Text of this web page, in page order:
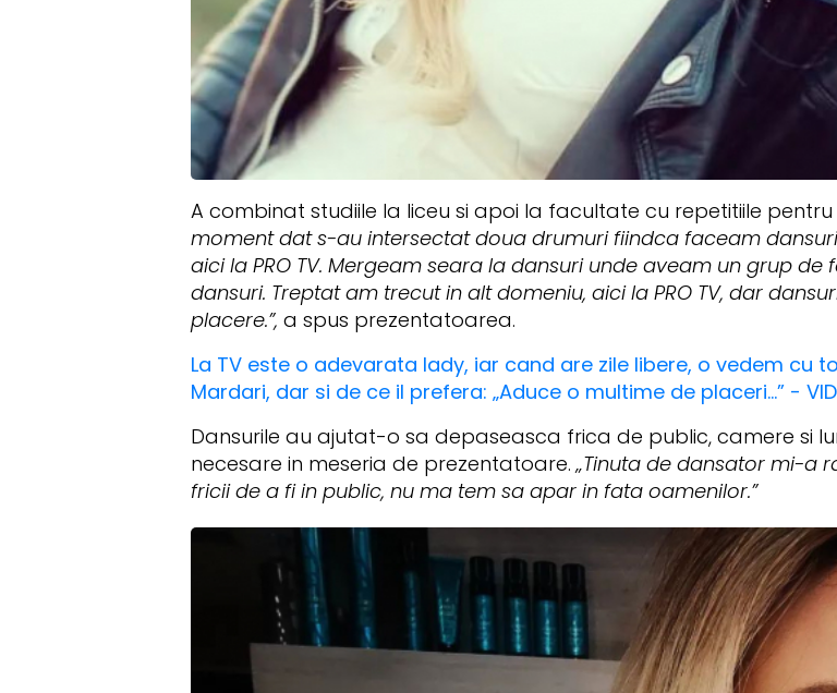
A combinat studiile la liceu si apoi la facultate cu repetitiile pentru
moment dat s-au intersectat doua drumuri fiindca faceam
aici la PRO TV. Mergeam seara la dansuri unde aveam un grup
dansuri. Treptat am trecut in alt domeniu, aici la PRO TV, dar
placere.”, a spus prezentatoarea.
La TV este o adevarata lady, iar cand are zile libere, o vedem cu
Mardari, dar si de ce il prefera: „Aduce o multime de placeri...” -
Dansurile au ajutat-o sa depaseasca frica de public, camere si
necesare in meseria de prezentatoare.„Tinuta de dansator mi-a
fricii de a fi in public, nu ma tem sa apar in fata oamenilor.”